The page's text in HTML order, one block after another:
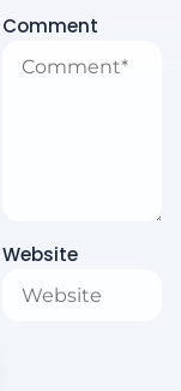
Comment
Website